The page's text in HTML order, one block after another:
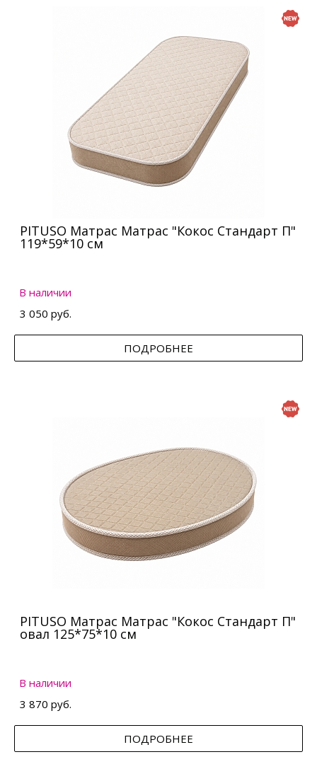
PITUSO Матрас Матрас "Кокос Стандарт П"
119*59*10 см
В наличии
3 050 руб.
ПОДРОБНЕЕ
PITUSO Матрас Матрас "Кокос Стандарт П"
овал 125*75*10 см
В наличии
3 870 руб.
ПОДРОБНЕЕ